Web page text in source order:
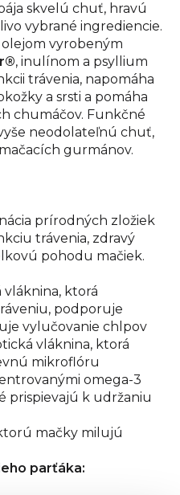
skvelú chuť, hravú
vybrané ingrediencie.
vyrobeným
, inulínom a psyllium
trávenia, napomáha
a srsti a pomáha
chumáčov. Funkčné
neodolateľnú chuť,
gurmánov.
prírodných zložiek
trávenia, zdravý
pohodu mačiek.
ktorá
podporuje
vylučovanie chlpov
vláknina, ktorá
mikroflóru
omega-3
prispievajú k udržaniu
mačky milujú
parťáka: